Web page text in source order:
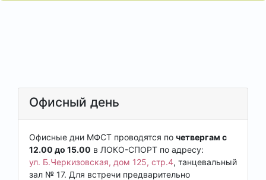
Офисный день
Офисные дни МФСТ проводятся по четвергам с
12.00 до 15.00 в ЛОКО-СПОРТ по адресу:
ул. Б.Черкизовская, дом 125, стр.4, танцевальный
зал № 17. Для встречи предварительно